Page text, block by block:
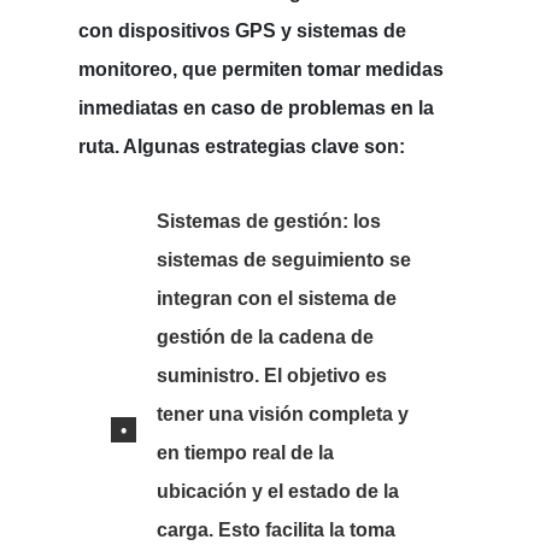
con dispositivos GPS y sistemas de
monitoreo, que permiten tomar medidas
inmediatas en caso de problemas en la
ruta. Algunas estrategias clave son:
Sistemas de gestión: los
sistemas de seguimiento se
integran con el sistema de
gestión de la cadena de
suministro. El objetivo es
tener una visión completa y
en tiempo real de la
ubicación y el estado de la
carga. Esto facilita la toma